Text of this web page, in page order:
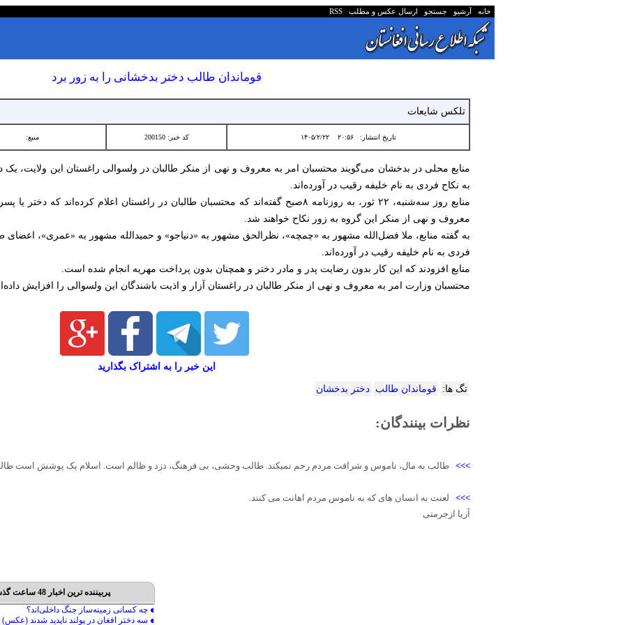
خانه آرشیو جستجو ارسال عکس و مطلب RSS
قوماندان طالب دختر بدخشانی را به زور برد
تلکس شایعات
تاریخ انتشار:۲۰:۵۶ ۱۴۰۵/۲/۲۲ کد خبر: 200150 منبع:
منابع محلی در بدخشان می‌گویند محتسبان امر به معروف و نهی از منکر طالبان در ولسوالی راغستان این ولایت،
به نکاح فردی به نام خلیفه رقیب در آورده‌اند.
منابع روز سه‌شنبه، ۲۲ ثور، به روزنامه ۸صبح گفته‌اند که محتسبان طالبان در راغستان اعلام
معروف و نهی از منکر این گروه به زور نکاح خواهند شد.
به گفته منابع، ملا فضل‌الله مشهور به «چمچه»، نظرالحق مشهور به «دنیاجو» و حمیدالله مشهور به «عمری»، اعضای
فردی به نام خلیفه رقیب در آورده‌اند.
منابع افزودند که این کار بدون رضایت پدر و مادر دختر و همچنان بدون پرداخت مهریه انجام شده است.
محتسبان وزارت امر به معروف و نهی از منکر طالبان در راغستان آزار و اذیت باشندگان این ولسوالی را افزایش
این خبر را به اشتراک بگذارید
تگ ها: قوماندان طالب دختر بدخشان
نظرات بینندگان:
>>> طالب به مال، ناموس و شرافت مردم رحم نمیکند. طالب وحشی، بی فرهنگ، دزد و ظالم است. اسلام یک پوشش است
>>> لعنت به انسان های که به ناموس مردم اهانت می کنند.
آریا ازجرمنی
پربیننده ترین اخبار 48 ساعت گذشته